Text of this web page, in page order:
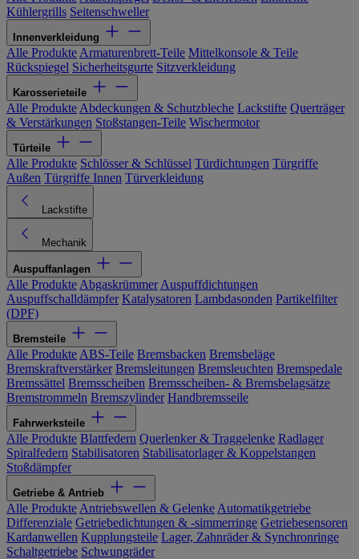
Kühlergrills Seitenschweller
Innenverkleidung
Alle Produkte Armaturenbrett-Teile Mittelkonsole & Teile
Rückspiegel Sicherheitsgurte Sitzverkleidung
Karosserieteile
Alle Produkte Abdeckungen & Schutzbleche Lackstifte Querträger
& Verstärkungen Stoßstangen-Teile Wischermotor
Türteile
Alle Produkte Schlösser & Schlüssel Türdichtungen Türgriffe
Außen Türgriffe Innen Türverkleidung
Lackstifte
Mechanik
Auspuffanlagen
Alle Produkte Abgaskrümmer Auspuffdichtungen
Auspuffschalldämpfer Katalysatoren Lambdasonden Partikelfilter
(DPF)
Bremsteile
Alle Produkte ABS-Teile Bremsbacken Bremsbeläge
Bremskraftverstärker Bremsleitungen Bremsleuchten Bremspedale
Bremssättel Bremsscheiben Bremsscheiben- & Bremsbelagsätze
Bremstrommeln Bremszylinder Handbremsseile
Fahrwerksteile
Alle Produkte Blattfedern Querlenker & Traggelenke Radlager
Spiralfedern Stabilisatoren Stabilisatorlager & Koppelstangen
Stoßdämpfer
Getriebe & Antrieb
Alle Produkte Antriebswellen & Gelenke Automatikgetriebe
Differenziale Getriebedichtungen & -simmerringe Getriebesensoren
Kardanwellen Kupplungsteile Lager, Zahnräder & Synchronringe
Schaltgetriebe Schwungräder